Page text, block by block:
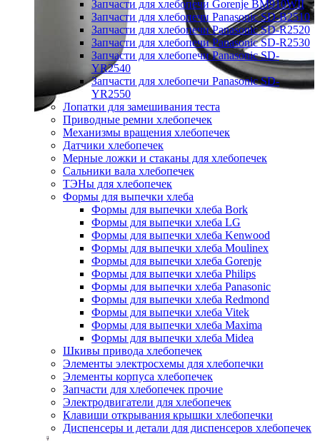
Запчасти для хлебопечи Gorenje BM910WII
Запчасти для хлебопечи Panasonic SD-B2510
Запчасти для хлебопечи Panasonic SD-R2520
Запчасти для хлебопечи Panasonic SD-R2530
Запчасти для хлебопечи Panasonic SD-
YR2540
Запчасти для хлебопечи Panasonic SD-
YR2550
Лопатки для замешивания теста
Приводные ремни хлебопечек
Механизмы вращения хлебопечек
Датчики хлебопечек
Мерные ложки и стаканы для хлебопечек
Сальники вала хлебопечек
ТЭНы для хлебопечек
Формы для выпечки хлеба
Формы для выпечки хлеба Bork
Формы для выпечки хлеба LG
Формы для выпечки хлеба Kenwood
Формы для выпечки хлеба Moulinex
Формы для выпечки хлеба Gorenje
Формы для выпечки хлеба Philips
Формы для выпечки хлеба Panasonic
Формы для выпечки хлеба Redmond
Формы для выпечки хлеба Vitek
Формы для выпечки хлеба Maxima
Формы для выпечки хлеба Midea
Шкивы привода хлебопечек
Элементы электросхемы для хлебопечки
Элементы корпуса хлебопечек
Запчасти для хлебопечек прочие
Электродвигатели для хлебопечек
Клавиши открывания крышки хлебопечки
Диспенсеры и детали для диспенсеров хлебопечек